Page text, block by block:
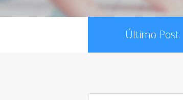
Último Post